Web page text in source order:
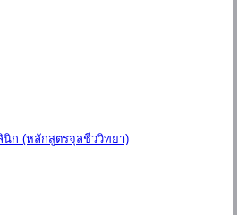
นิก (หลักสูตรจุลชีววิทยา)